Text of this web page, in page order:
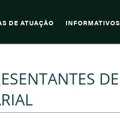
DE ATUAÇÃO INFORMATIVOS
DE